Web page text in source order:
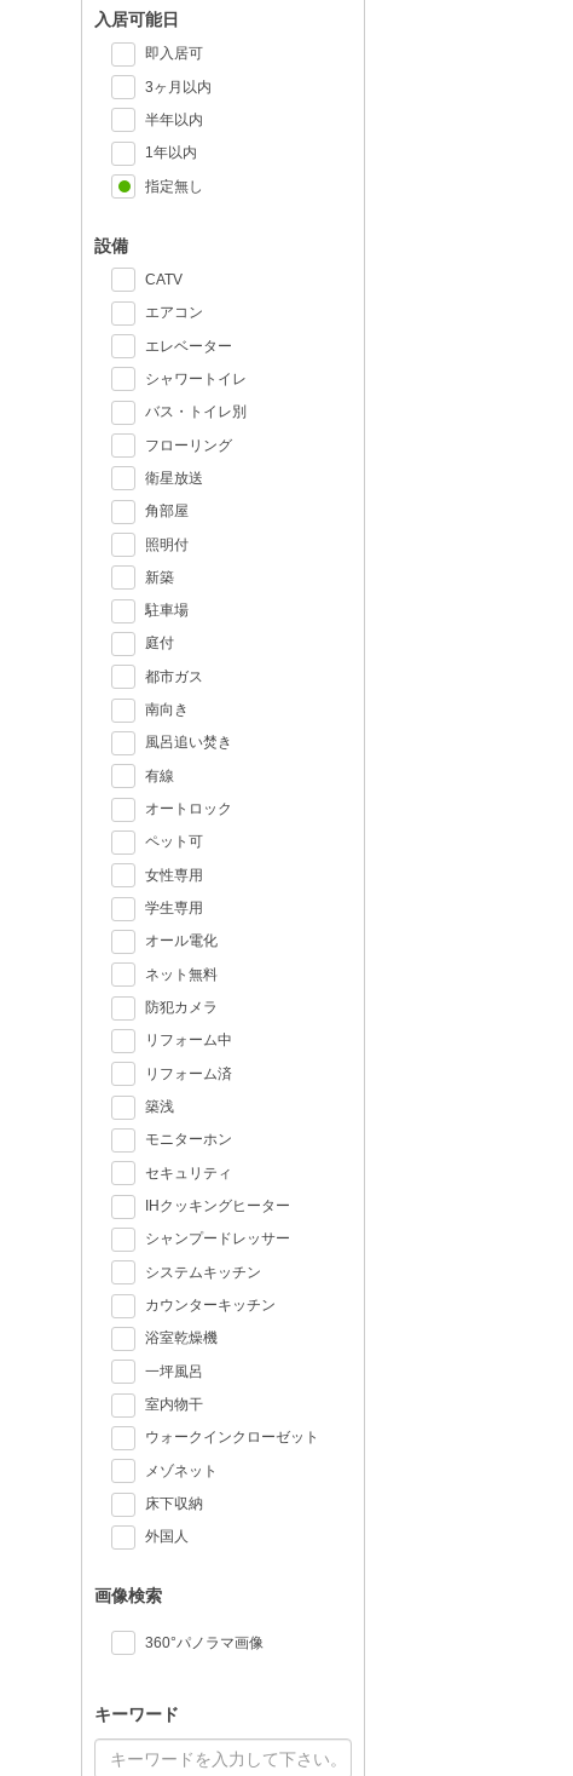
入居可能日
即入居可
3ヶ月以内
半年以内
1年以内
指定無し
設備
CATV
エアコン
エレベーター
シャワートイレ
バス・トイレ別
フローリング
衛星放送
角部屋
照明付
新築
駐車場
庭付
都市ガス
南向き
風呂追い焚き
有線
オートロック
ペット可
女性専用
学生専用
オール電化
ネット無料
防犯カメラ
リフォーム中
リフォーム済
築浅
モニターホン
セキュリティ
IHクッキングヒーター
シャンプードレッサー
システムキッチン
カウンターキッチン
浴室乾燥機
一坪風呂
室内物干
ウォークインクローゼット
メゾネット
床下収納
外国人
画像検索
360°パノラマ画像
キーワード